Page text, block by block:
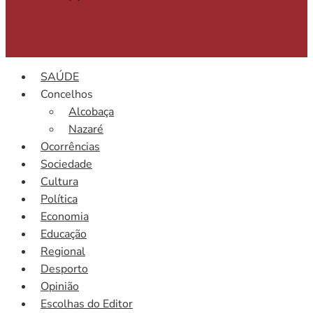
SAÚDE
Concelhos
Alcobaça
Nazaré
Ocorrências
Sociedade
Cultura
Política
Economia
Educação
Regional
Desporto
Opinião
Escolhas do Editor